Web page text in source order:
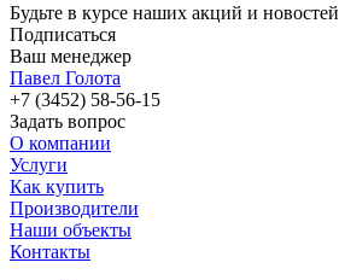
Будьте в курсе наших акций и новостей
Подписаться
Ваш менеджер
Павел Голота
+7 (3452) 58-56-15
Задать вопрос
О компании
Услуги
Как купить
Производители
Наши объекты
Контакты